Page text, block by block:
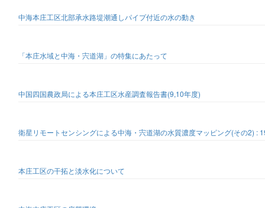
中海本庄工区北部承水路堤潮通しパイプ付近の水の動き
「本庄水域と中海・宍道湖」の特集にあたって
中国四国農政局による本庄工区水産調査報告書(9,10年度)
衛星リモートセンシングによる中海・宍道湖の水質濃度マッピング(その2) :
本庄工区の干拓と淡水化について